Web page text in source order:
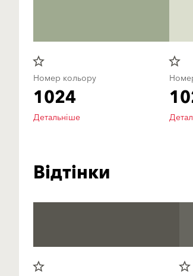
star_border
Номер кольору
1024
Детальніше
star_border
Відтінки
star_border
star_border